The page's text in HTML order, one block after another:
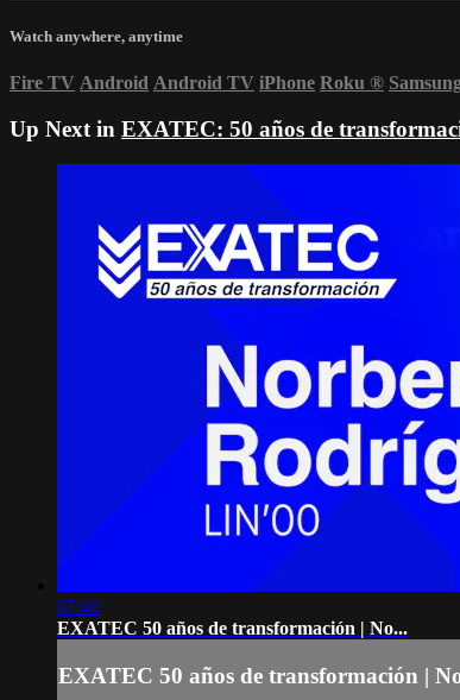
Watch anywhere, anytime
Fire TV Android Android TV iPhone Roku ®
Up Next in EXATEC: 50 años de
07:40
EXATEC 50 años de transformación | No...
EXATEC 50 años de transformación |